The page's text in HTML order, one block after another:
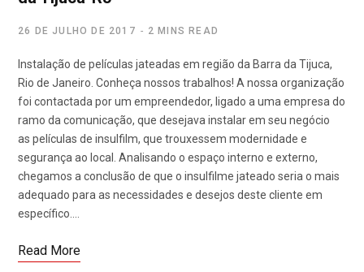
26 DE JULHO DE 2017 2 MINS READ
Instalação de películas jateadas em região da Barra da Tijuca,
Rio de Janeiro. Conheça nossos trabalhos! A nossa organização
foi contactada por um empreendedor, ligado a uma empresa do
ramo da comunicação, que desejava instalar em seu negócio
as películas de insulfilm, que trouxessem modernidade e
segurança ao local. Analisando o espaço interno e externo,
chegamos a conclusão de que o insulfilme jateado seria o mais
adequado para as necessidades e desejos deste cliente em
específico.…
Read More